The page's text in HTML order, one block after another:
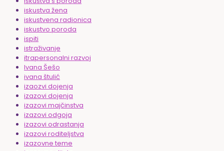
iskustva žena
iskustvena radionica
iskustvo poroda
ispiti
istraživanje
itrapersonalni razvoj
Ivana Šešo
ivana štulić
izaozvi dojenja
izazovi dojenja
izazovi majčinstva
izazovi odgoja
izazovi odrastanja
izazovi roditeljstva
izazovne teme